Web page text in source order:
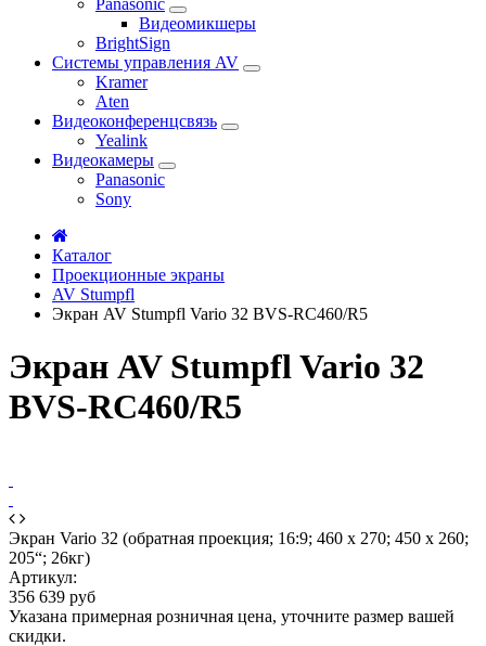
Видеомикшеры
BrightSign
Системы управления AV
Kramer
Aten
Видеоконференцсвязь
Yealink
Видеокамеры
Panasonic
Sony
Каталог
Проекционные экраны
AV Stumpfl
Экран AV Stumpfl Vario 32 BVS-RC460/R5
Экран AV Stumpfl Vario 32
BVS-RC460/R5
Экран Vario 32 (обратная проекция; 16:9; 460 x 270; 450 x 260;
205“; 26кг)
Артикул:
356 639 руб
Указана примерная розничная цена, уточните размер вашей
скидки.